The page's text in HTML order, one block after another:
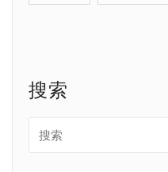
搜索